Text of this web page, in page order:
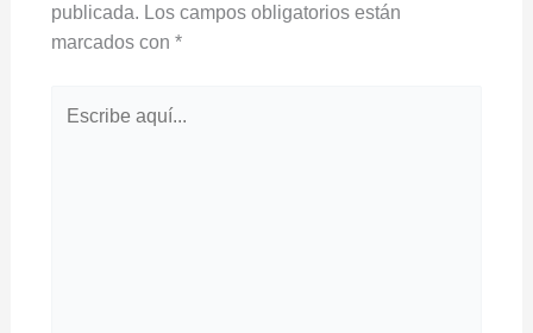
publicada. Los campos obligatorios están
marcados con *
aquí...